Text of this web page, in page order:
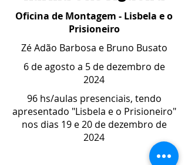
Oficina de Montagem - Lisbela e o
Prisioneiro
Zé Adão Barbosa e Bruno Busato
6 de agosto a 5 de dezembro de
2024
96 hs/aulas presenciais, tendo
apresentado "Lisbela e o Prisioneiro"
nos dias 19 e 20 de dezembro de
2024